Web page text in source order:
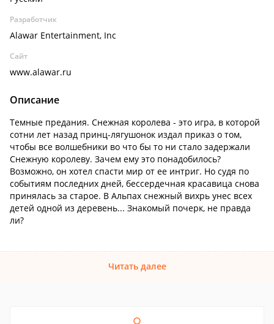
Разработчик
Alawar Entertainment, Inc
Сайт
www.alawar.ru
Описание
Темные предания. Снежная королева - это игра, в которой
сотни лет назад принц-лягушонок издал приказ о том,
чтобы все волшебники во что бы то ни стало задержали
Снежную королеву. Зачем ему это понадобилось?
Возможно, он хотел спасти мир от ее интриг. Но судя по
событиям последних дней, бессердечная красавица снова
принялась за старое. В Альпах снежный вихрь унес всех
детей одной из деревень... Знакомый почерк, не правда
ли?
Читать далее